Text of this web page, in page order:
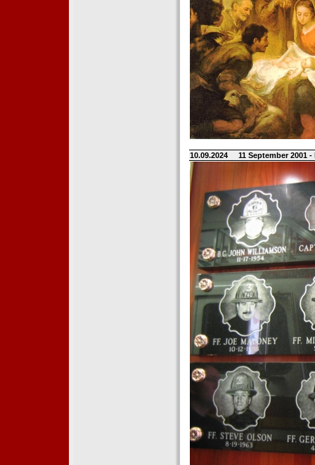
10.09.2024 11 September 2001